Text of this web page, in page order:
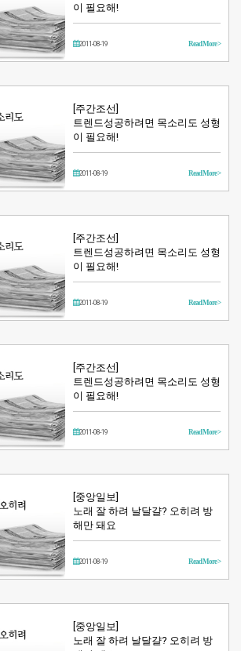
이 필요해!
2011-08-19 Read More >
[주간조선]
트렌드성공하려면 목소리도 성형
이 필요해!
2011-08-19 Read More >
[주간조선]
트렌드성공하려면 목소리도 성형
이 필요해!
2011-08-19 Read More >
[주간조선]
트렌드성공하려면 목소리도 성형
이 필요해!
2011-08-19 Read More >
[중앙일보]
노래 잘 하려 날달걀? 오히려 방
해만 돼요
2011-08-19 Read More >
[중앙일보]
노래 잘 하려 날달걀? 오히려 방